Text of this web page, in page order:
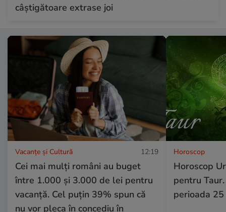
câștigătoare extrase joi
Vacanțe și Cultură 12:19
Cei mai mulți români au buget
între 1.000 și 3.000 de lei pentru
vacanță. Cel puțin 39% spun că
nu vor pleca în concediu în
Horoscop
Horoscop
pentru
perioada